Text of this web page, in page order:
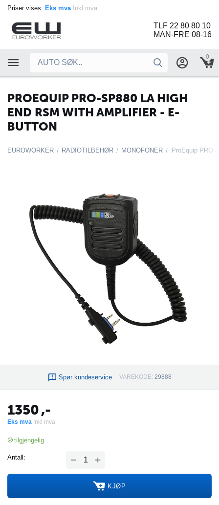
Priser vises: Eks mva Inkl mva
TLF 22 80 80 10
MAN-FRE 08-16
0
PROEQUIP PRO-SP880 LA HIGH
END RSM WITH AMPLIFIER - E-
BUTTON
EUROWORKER / RADIOTILBEHØR / MONOFONER /
Spør kundeservice VAREKODE: 29888
1350,-
Eks mva Inkl mva
tilgjengelig
Antall: +
−
KJØP